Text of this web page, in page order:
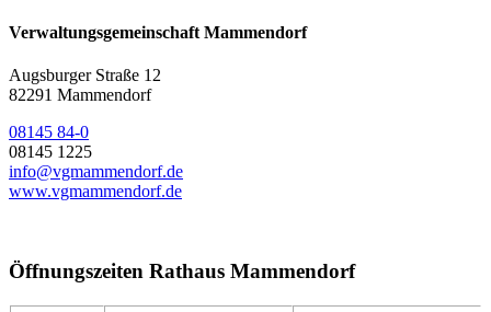
Verwaltungsgemeinschaft Mammendorf
Augsburger Straße 12
82291 Mammendorf
08145 84-0
08145 1225
info@vgmammendorf.de
www.vgmammendorf.de
Öffnungszeiten Rathaus Mammendorf